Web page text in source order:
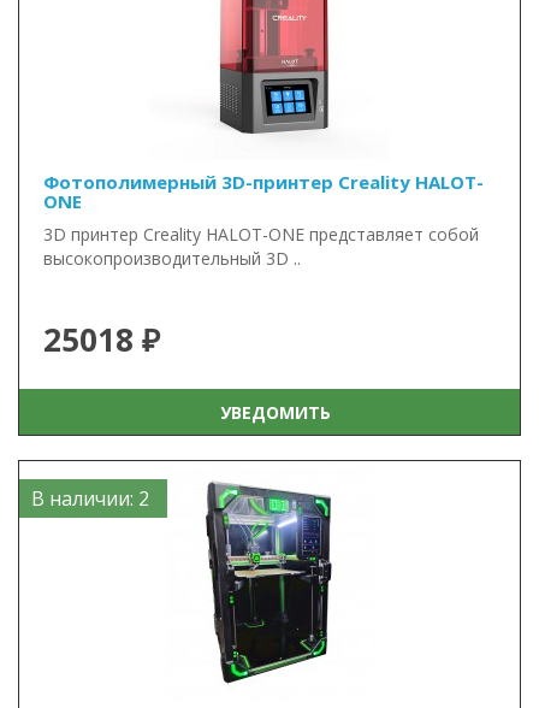
Фотополимерный 3D-принтер Creality HALOT-
ONE
3D принтер Creality HALOT-ONE представляет собой
высокопроизводительный 3D ..
25018 ₽
УВЕДОМИТЬ
В наличии: 2